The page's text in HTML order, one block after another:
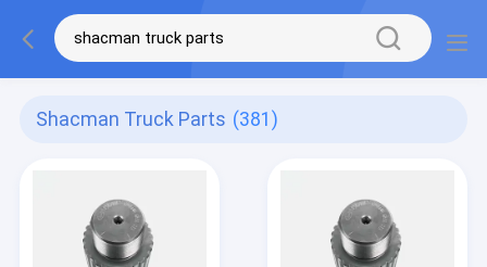
Shacman Truck Parts (381)